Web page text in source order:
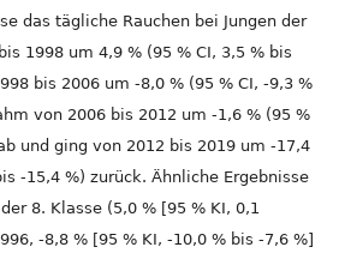
das tägliche Rauchen bei Jungen der
1998 um 4,9 % (95 % CI, 3,5 % bis
bis 2006 um -8,0 % (95 % CI, -9,3 %
von 2006 bis 2012 um -1,6 % (95 %
und ging von 2012 bis 2019 um -17,4
-15,4 %) zurück. Ähnliche Ergebnisse
8. Klasse (5,0 % [95 % KI, 0,1
-8,8 % [95 % KI, -10,0 % bis -7,6 %]